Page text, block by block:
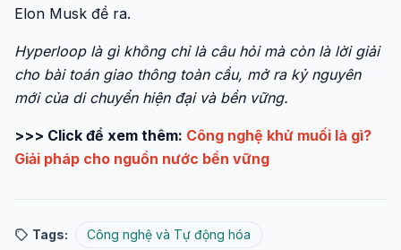
Elon Musk đề ra.
Hyperloop là gì không chỉ là câu hỏi mà còn là lời giải
cho bài toán giao thông toàn cầu, mở ra kỷ nguyên
mới của di chuyển hiện đại và bền vững.
>>> Click để xem thêm: Công nghệ khử muối là gì?
Giải pháp cho nguồn nước bền vững
Tags: Công nghệ và Tự động hóa